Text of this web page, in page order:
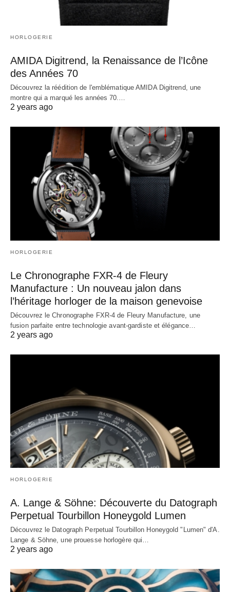
HORLOGERIE
AMIDA Digitrend, la Renaissance de l’Icône
des Années 70
Découvrez la réédition de l'emblématique AMIDA Digitrend, une
montre qui a marqué les années 70.…
2 years ago
HORLOGERIE
Le Chronographe FXR-4 de Fleury
Manufacture : Un nouveau jalon dans
l’héritage horloger de la maison genevoise
Découvrez le Chronographe FXR-4 de Fleury Manufacture, une
fusion parfaite entre technologie avant-gardiste et élégance…
2 years ago
HORLOGERIE
A. Lange & Söhne: Découverte du Datograph
Perpetual Tourbillon Honeygold Lumen
Découvrez le Datograph Perpetual Tourbillon Honeygold "Lumen" d'A.
Lange & Söhne, une prouesse horlogère qui…
2 years ago